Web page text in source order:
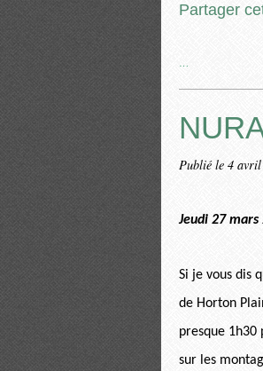
Partager
…
Publié le 4 avril
Jeudi 27 mars
Si je vous dis
de Horton
presque 1h30
sur les